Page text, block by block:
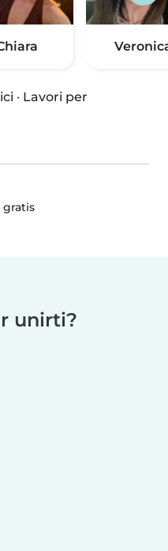
· Lavori per
gratis
unirti?